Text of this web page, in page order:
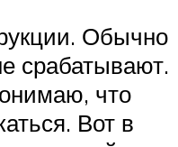
Обычно
срабатывают.
что
Вот в